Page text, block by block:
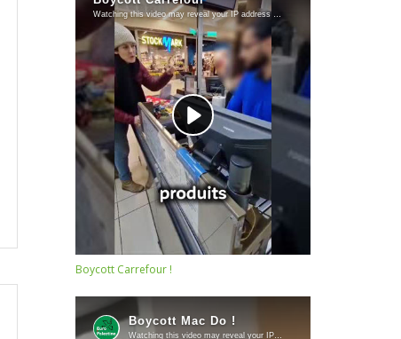
Boycott Carrefour !